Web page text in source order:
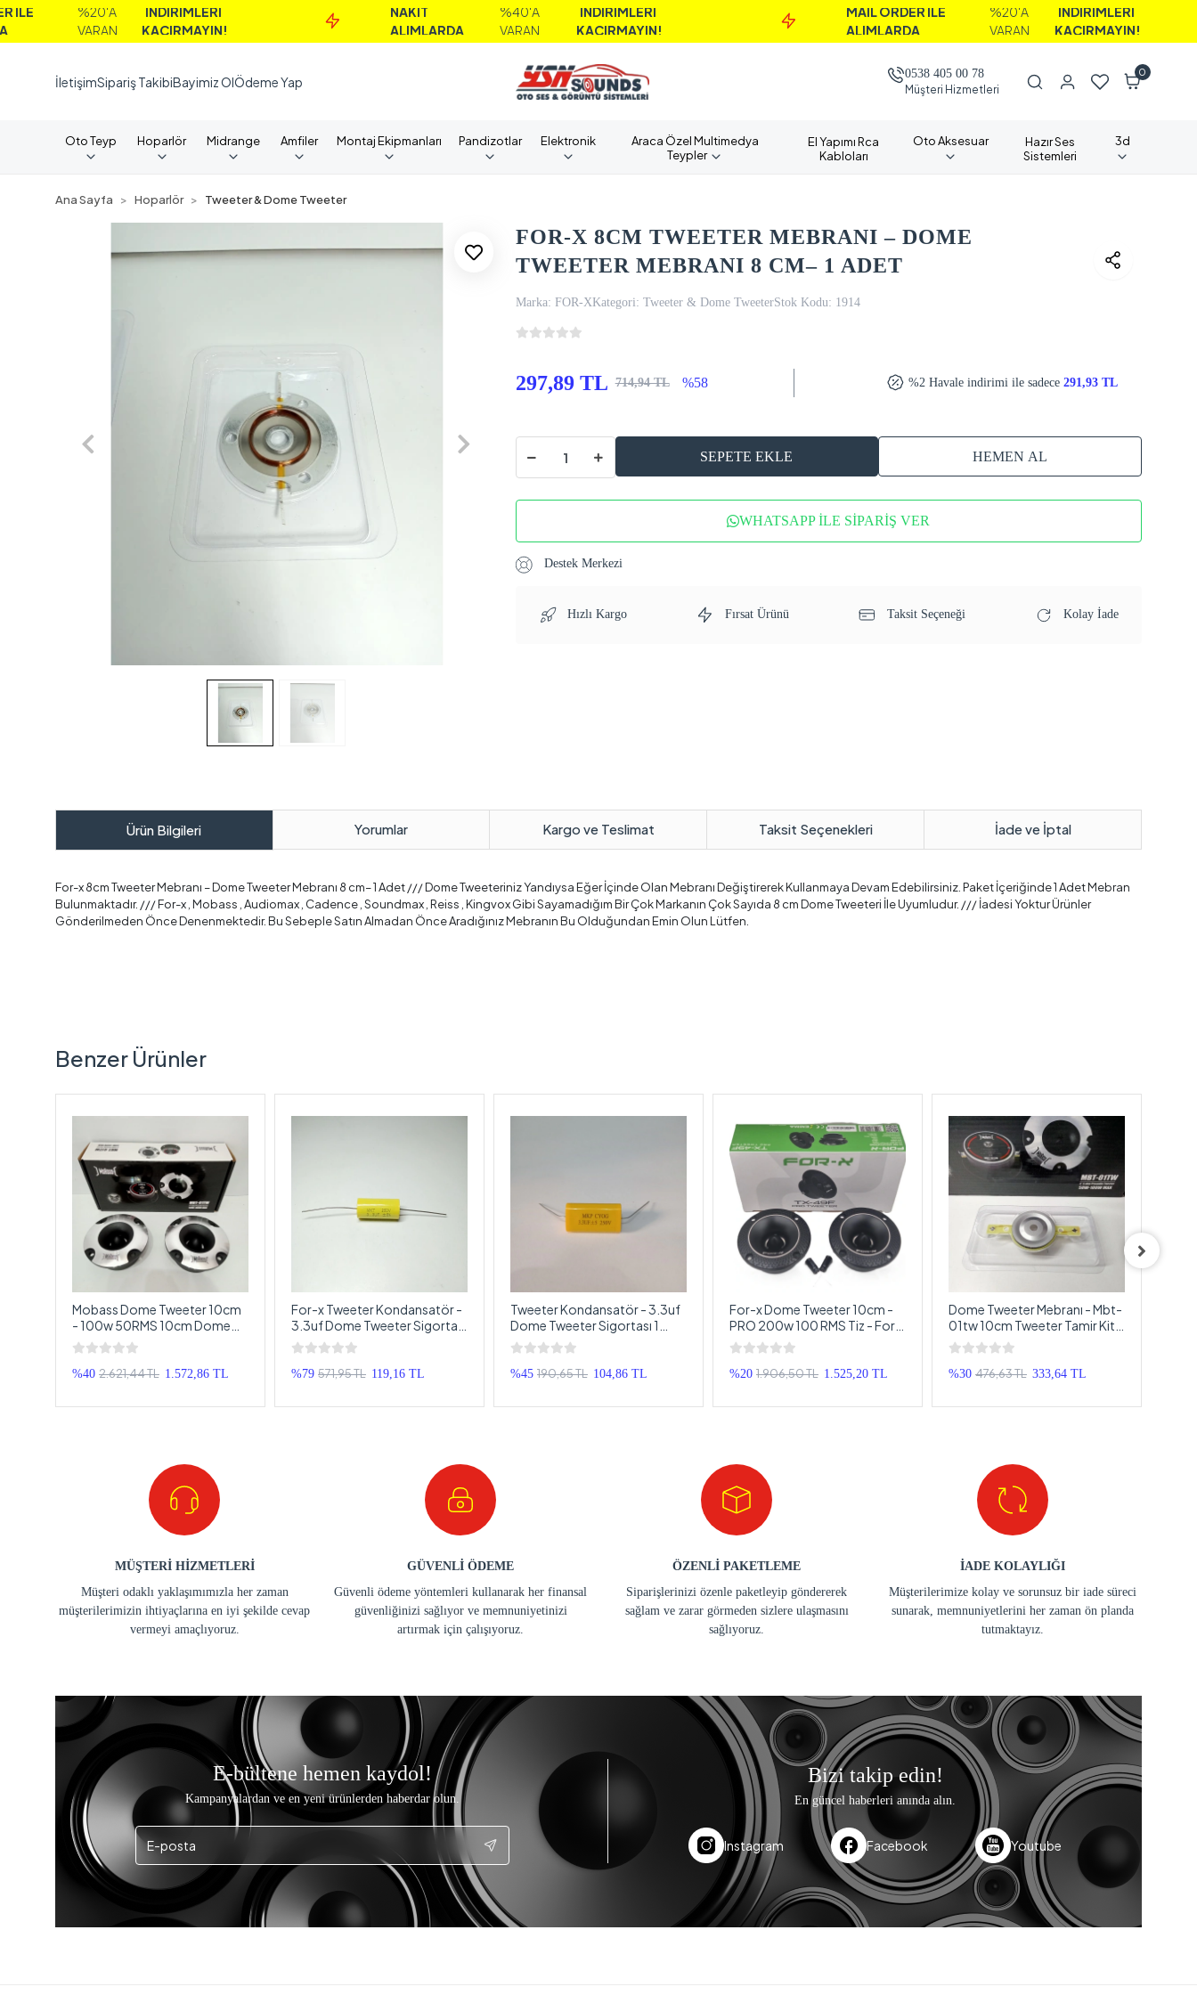
%20'A
İNDİRİMLERİ
KAÇIRMAYIN!
ALIMLARDA
VARAN
İNDİRİMLERİ
KAÇIRMAYIN!
MAİL ORDER İLE
ALIMLARDA
%20'A
İNDİRİMLERİ
KAÇIRMAYIN!
İletişimSipariş TakibiBayimiz OlÖdeme Yap
0538 405 00 78
Müşteri Hizmetleri
0
Oto Teyp Hoparlör Midrange Amfiler Montaj Ekipmanları Pandizotlar Elektronik
Araca Özel Multimedya
Teypler
El Yapımı Rca
Kabloları
Oto Aksesuar
Hazır Ses
Sistemleri
3d
Ana Sayfa Hoparlör Tweeter & Dome Tweeter
FOR-X 8CM TWEETER MEBRANI – DOME
TWEETER MEBRANI 8 CM– 1 ADET
Marka: FOR-XKategori: Tweeter & Dome TweeterStok Kodu: 1914
297,89 TL 714,94 TL %58 %2 Havale indirimi ile sadece291,93 TL
SEPETE EKLE HEMEN AL
WHATSAPP İLE SİPARİŞ VER
Destek Merkezi
Hızlı Kargo Fırsat Ürünü Taksit Seçeneği Kolay İade
Ürün Bilgileri Yorumlar Kargo ve Teslimat Taksit Seçenekleri İade ve İptal
For-x 8cm Tweeter Mebranı – Dome Tweeter Mebranı 8 cm– 1 Adet /// Dome Tweeteriniz Yandıysa Eğer İçinde Olan Mebranı Değiştirerek Kullanmaya Devam Edebilirsiniz. Paket İçeriğinde 1 Adet Mebran
Bulunmaktadır. /// For-x , Mobass , Audiomax , Cadence , Soundmax , Reiss , Kingvox Gibi Sayamadığım Bir Çok Markanın Çok Sayıda 8 cm Dome Tweeteri İle Uyumludur. /// İadesi Yoktur Ürünler
Gönderilmeden Önce Denenmektedir. Bu Sebeple Satın Almadan Önce Aradığınız Mebranın Bu Olduğundan Emin Olun Lütfen.
Benzer Ürünler
Mobass Dome Tweeter 10cm
- 100w 50RMS 10cm Dome
Tweeter
%40 2.621,44 TL 1.572,86 TL
For-x Tweeter Kondansatör -
3.3uf Dome Tweeter Sigortası
1 Adet
%79 571,95 TL 119,16 TL
Tweeter Kondansatör - 3.3uf
Dome Tweeter Sigortası 1
Adet - Bütün Markalarla
Uyumlu
%45 190,65 TL 104,86 TL
For-x Dome Tweeter 10cm -
PRO 200w 100 RMS Tiz - For-
x TX-49F 10cm Dome Tweeter
%20 1.906,50 TL 1.525,20 TL
Dome Tweeter Mebranı - Mbt-
01tw 10cm Tweeter Tamir Kiti
- 1 Adet
%30 476,63 TL 333,64 TL
MÜŞTERİ HİZMETLERİ
Müşteri odaklı yaklaşımımızla her zaman
müşterilerimizin ihtiyaçlarına en iyi şekilde cevap
vermeyi amaçlıyoruz.
GÜVENLİ ÖDEME
Güvenli ödeme yöntemleri kullanarak her finansal
güvenliğinizi sağlıyor ve memnuniyetinizi
artırmak için çalışıyoruz.
ÖZENLİ PAKETLEME
Siparişlerinizi özenle paketleyip göndererek
sağlam ve zarar görmeden sizlere ulaşmasını
sağlıyoruz.
İADE KOLAYLIĞI
Müşterilerimize kolay ve sorunsuz bir iade süreci
sunarak, memnuniyetlerini her zaman ön planda
tutmaktayız.
E-bültene hemen kaydol!
Kampanyalardan ve en yeni ürünlerden haberdar olun.
Bizi takip edin!
En güncel haberleri anında alın.
Instagram Facebook Youtube